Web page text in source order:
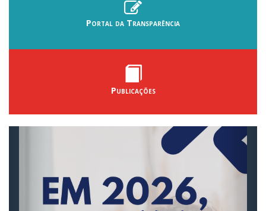
Portal da Transparência
Publicações